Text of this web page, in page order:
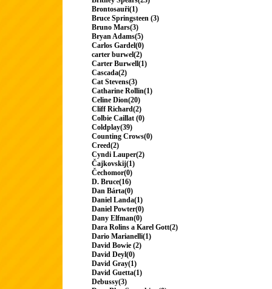
Brontosauři(1)
Bruce Springsteen (3)
Bruno Mars(3)
Bryan Adams(5)
Carlos Gardel(0)
carter burwel(2)
Carter Burwell(1)
Cascada(2)
Cat Stevens(3)
Catharine Rollin(1)
Celine Dion(20)
Cliff Richard(2)
Colbie Caillat (0)
Coldplay(39)
Counting Crows(0)
Creed(2)
Cyndi Lauper(2)
Čajkovskij(1)
Čechomor(0)
D. Bruce(16)
Dan Bárta(0)
Daniel Landa(1)
Daniel Powter(0)
Dany Elfman(0)
Dara Rolins a Karel Gott(2)
Dario Marianelli(1)
David Bowie (2)
David Deyl(0)
David Gray(1)
David Guetta(1)
Debussy(3)